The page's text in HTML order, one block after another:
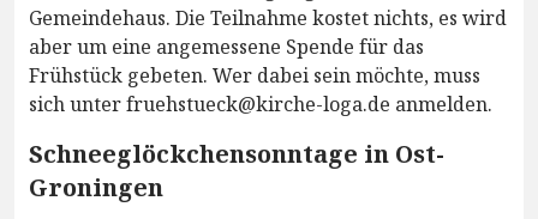
Gemeindehaus. Die Teilnahme kostet nichts, es wird
aber um eine angemessene Spende für das
Frühstück gebeten. Wer dabei sein möchte, muss
sich unter fruehstueck@kirche-loga.de anmelden.
Schneeglöckchensonntage in Ost-
Groningen